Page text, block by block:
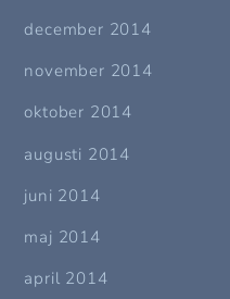
december 2014
november 2014
oktober 2014
augusti 2014
juni 2014
maj 2014
april 2014